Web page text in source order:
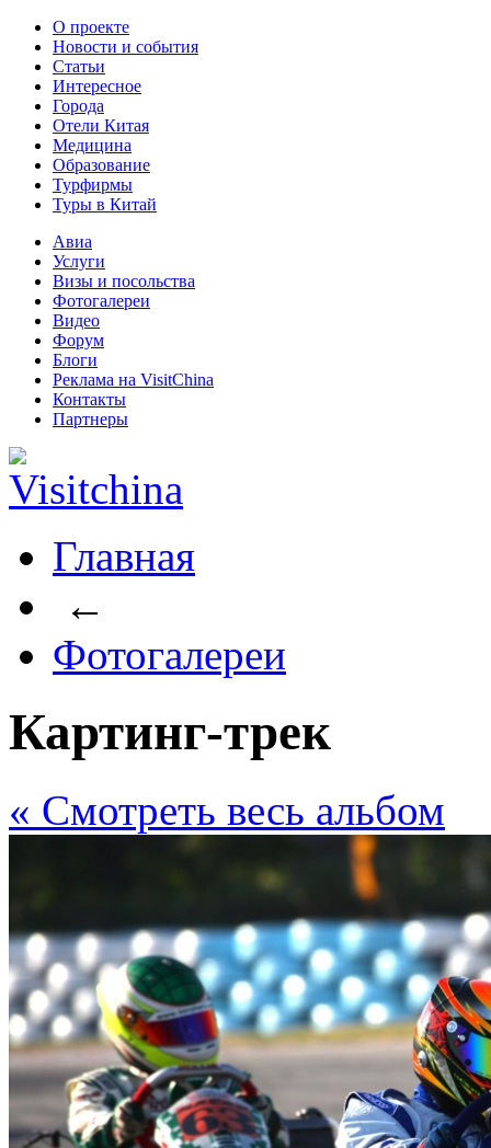
О проекте
Новости и события
Статьи
Интересное
Города
Отели Китая
Медицина
Образование
Турфирмы
Туры в Китай
Авиа
Услуги
Визы и посольства
Фотогалереи
Видео
Форум
Блоги
Реклама на VisitChina
Контакты
Партнеры
Главная
←
Фотогалереи
Картинг-трек
« Cмотреть весь альбом